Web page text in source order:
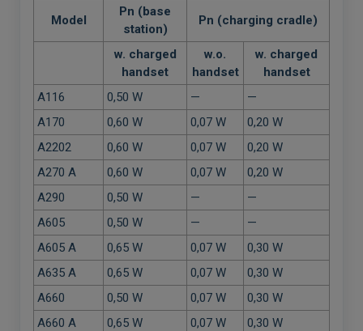
Model
Pn (base
station)
Pn (charging cradle)
w. charged
handset
w.o.
handset
w. charged
handset
A116
0,50 W —
—
A170
0,60 W 0,07 W
0,20 W
A2202
0,60 W 0,07 W
0,20 W
A270 A
0,60 W 0,07 W
0,20 W
A290
0,50 W —
—
A605
0,50 W —
—
A605 A
0,65 W 0,07 W
0,30 W
A635 A
0,65 W 0,07 W
0,30 W
A660
0,50 W 0,07 W
0,30 W
A660 A
0,65 W 0,07 W
0,30 W